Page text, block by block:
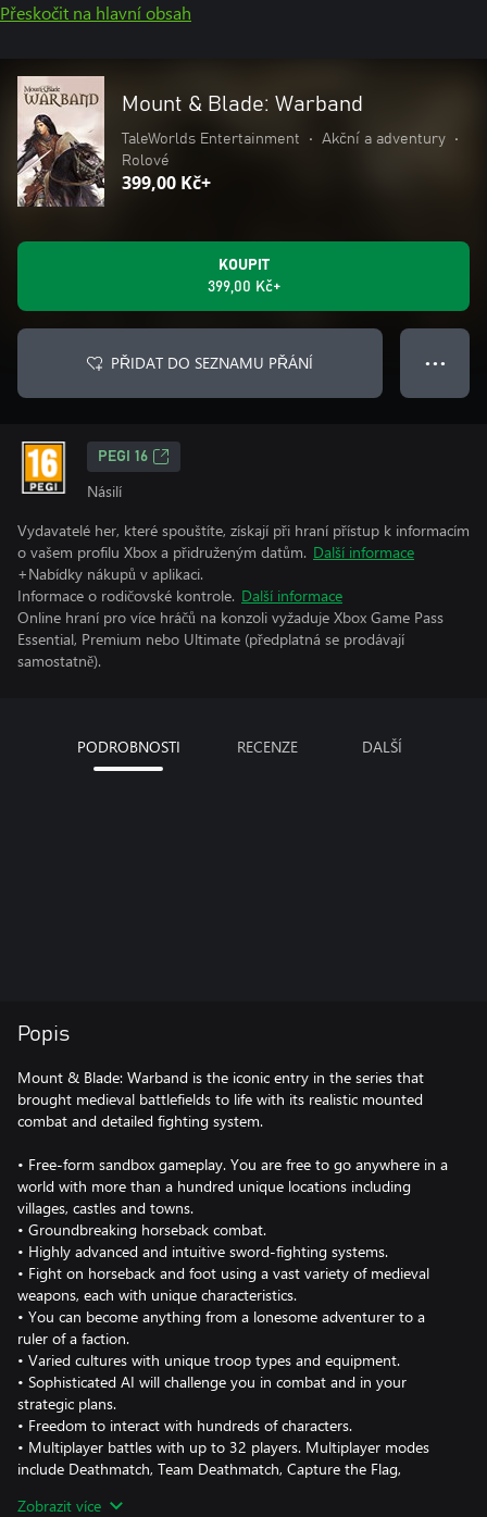
Přeskočit na hlavní obsah
Mount & Blade: Warband
TaleWorlds Entertainment • Akční a adventury
•
Rolové
399,00 Kč+
KOUPIT
399,00 Kč+
PŘIDAT DO SEZNAMU PŘÁNÍ ● ● ●
PEGI 16
Násilí
Vydavatelé her, které spouštíte, získají při hraní přístup k informacím
o vašem profilu Xbox a přidruženým datům. Další informace
+Nabídky nákupů v aplikaci.
Informace o rodičovské kontrole. Další informace
Online hraní pro více hráčů na konzoli vyžaduje Xbox Game Pass
Essential, Premium nebo Ultimate (předplatná se prodávají
samostatně).
PODROBNOSTI RECENZE DALŠÍ
Popis
Mount & Blade: Warband is the iconic entry in the series that
brought medieval battlefields to life with its realistic mounted
combat and detailed fighting system.
• Free-form sandbox gameplay. You are free to go anywhere in a
world with more than a hundred unique locations including
villages, castles and towns.
• Groundbreaking horseback combat.
• Highly advanced and intuitive sword-fighting systems.
• Fight on horseback and foot using a vast variety of medieval
weapons, each with unique characteristics.
• You can become anything from a lonesome adventurer to a
ruler of a faction.
• Varied cultures with unique troop types and equipment.
• Sophisticated AI will challenge you in combat and in your
strategic plans.
• Freedom to interact with hundreds of characters.
• Multiplayer battles with up to 32 players. Multiplayer modes
include Deathmatch, Team Deathmatch, Capture the Flag,
Zobrazit více